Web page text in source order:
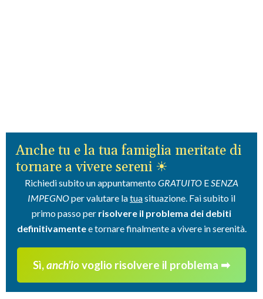
Anche tu e la tua famiglia meritate di
tornare a vivere sereni ☀
Richiedi subito un appuntamentoGRATUITO E SENZA
IMPEGNOper valutare latuasituazione. Fai subito il
primo passo per risolvere il problema dei debiti
definitivamentee tornare finalmente a vivere in serenità.
Sì,anch’iovoglio risolvere il problema ➡